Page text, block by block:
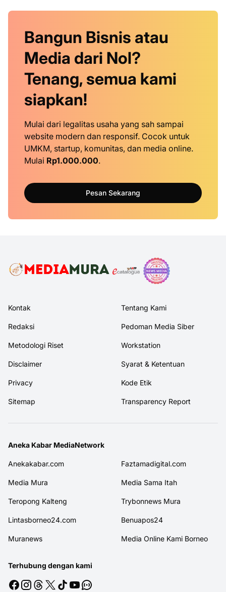
Bangun Bisnis atau
Media dari Nol?
Tenang, semua kami
siapkan!
Mulai dari legalitas usaha yang sah sampai
website modern dan responsif. Cocok untuk
UMKM, startup, komunitas, dan media online.
Mulai Rp1.000.000.
Pesan Sekarang
Kontak Tentang Kami
Redaksi Pedoman Media Siber
Metodologi Riset Workstation
Disclaimer Syarat & Ketentuan
Privacy Kode Etik
Sitemap Transparency Report
Aneka Kabar MediaNetwork
Anekakabar.com Faztamadigital.com
Media Mura Media Sama Itah
Teropong Kalteng Trybonnews Mura
Lintasborneo24.com Benuapos24
Muranews Media Online Kami Borneo
Terhubung dengan kami